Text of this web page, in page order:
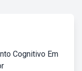
Cognitivo Em